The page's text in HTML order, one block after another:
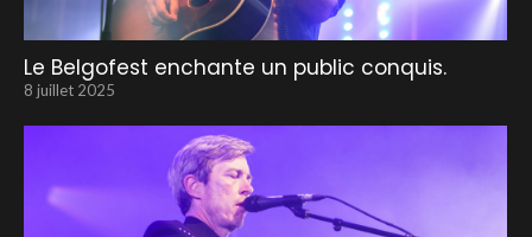
Le Belgofest enchante un public conquis.
8 juillet 2025